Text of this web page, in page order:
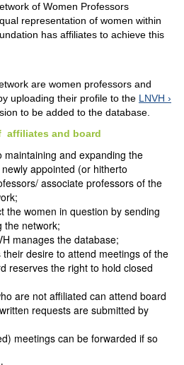
of Women Professors
representation of women within
has affiliates to achieve this
are women professors and
uploading their profile to the LNVH
to be added to the database.
affiliates and board
maintaining and expanding the
appointed (or hitherto
associate professors of the
the women in question by sending
the network;
manages the database;
desire to attend meetings of the
reserves the right to hold closed
are not affiliated can attend board
requests are submitted by
meetings can be forwarded if so